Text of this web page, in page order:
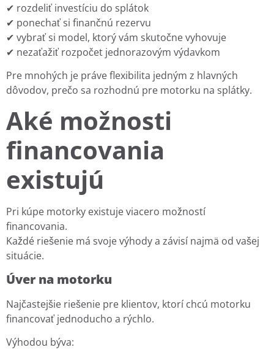
✔ rozdeliť investíciu do splátok
✔ ponechať si finančnú rezervu
✔ vybrať si model, ktorý vám skutočne vyhovuje
✔ nezaťažiť rozpočet jednorazovým výdavkom
Pre mnohých je práve flexibilita jedným z hlavných
dôvodov, prečo sa rozhodnú pre motorku na splátky.
Aké možnosti
financovania
existujú
Pri kúpe motorky existuje viacero možností
financovania.
Každé riešenie má svoje výhody a závisí najmä od vašej
situácie.
Úver na motorku
Najčastejšie riešenie pre klientov, ktorí chcú motorku
financovať jednoducho a rýchlo.
Výhodou býva: